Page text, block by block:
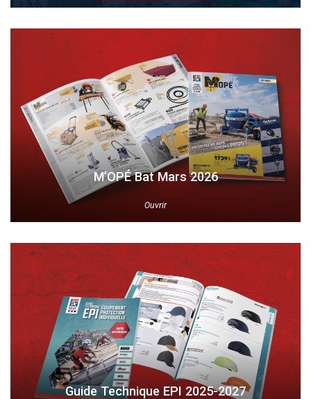
M’OPÉ Bat Mars 2026
Ouvrir
Guide Technique EPI 2025-2027